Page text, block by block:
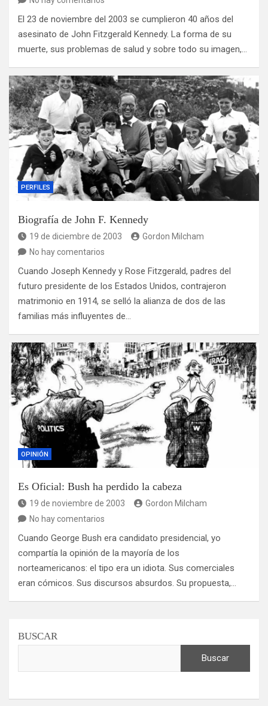
El 23 de noviembre del 2003 se cumplieron 40 años del
asesinato de John Fitzgerald Kennedy. La forma de su
muerte, sus problemas de salud y sobre todo su imagen,…
PERFILES
Biografía de John F. Kennedy
19 de diciembre de 2003
Gordon Milcham
No hay comentarios
Cuando Joseph Kennedy y Rose Fitzgerald, padres del
futuro presidente de los Estados Unidos, contrajeron
matrimonio en 1914, se selló la alianza de dos de las
familias más influyentes de…
OPINIÓN
Es Oficial: Bush ha perdido la cabeza
19 de noviembre de 2003
Gordon Milcham
No hay comentarios
Cuando George Bush era candidato presidencial, yo
compartía la opinión de la mayoría de los
norteamericanos: el tipo era un idiota. Sus comerciales
eran cómicos. Sus discursos absurdos. Su propuesta,…
BUSCAR
Buscar